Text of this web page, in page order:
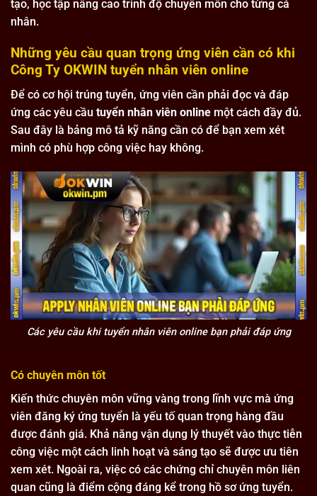
tạo, học tập nâng cao trình độ chuyên môn cho từng cá
nhân.
Những yêu cầu quan trọng ứng viên cần có khi
Công Ty OKWIN tuyển nhân viên online
Để có cơ hội trúng tuyển, ứng viên cần phải đọc và đáp
ứng các yêu cầu tuyển nhân viên online một cách đầy đủ.
Sau đây là bảng mô tả kỹ năng cần có để bạn xem xét
mình có phù hợp công việc hay không.
Các yêu cầu khi tuyển nhân viên online bạn phải đáp ứng
Có chuyên môn tốt
Kiến thức chuyên môn vững vàng trong lĩnh vực mà ứng
viên đăng ký ứng tuyển là yếu tố quan trọng hàng đầu
được đánh giá. Khả năng vận dụng lý thuyết vào thực tiễn
công việc một cách linh hoạt và sáng tạo sẽ được ưu tiên
xem xét. Ngoài ra, việc có các chứng chỉ chuyên môn liên
quan cũng là điểm cộng đáng kể trong hồ sơ ứng tuyển.